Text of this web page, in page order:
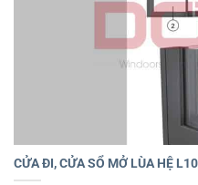
CỬA ĐI, CỬA SỔ MỞ LÙA HỆ